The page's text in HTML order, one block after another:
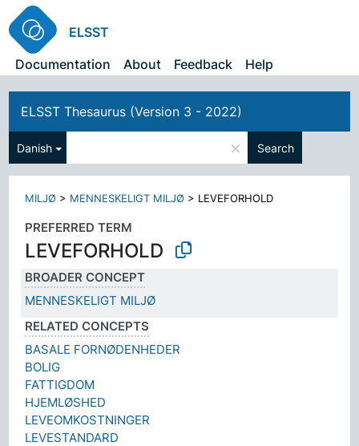
ELSST
Documentation
About Feedback Help
ELSST Thesaurus (Version 3 - 2022)
Danish × Search
MILJØ > MENNESKELIGT MILJØ > LEVEFORHOLD
PREFERRED TERM
LEVEFORHOLD
BROADER CONCEPT
MENNESKELIGT MILJØ
RELATED CONCEPTS
BASALE FORNØDENHEDER
BOLIG
FATTIGDOM
HJEMLØSHED
LEVEOMKOSTNINGER
LEVESTANDARD